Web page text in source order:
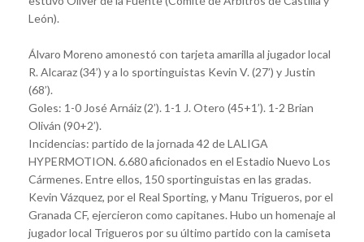
León).
Álvaro Moreno amonestó con tarjeta amarilla al jugador local
R. Alcaraz (34’) y a lo sportinguistas Kevin V. (27’) y Justin
(68’).
Goles: 1-0 José Arnáiz (2’). 1-1 J. Otero (45+1’). 1-2 Brian
Oliván (90+2’).
Incidencias: partido de la jornada 42 de LALIGA
HYPERMOTION. 6.680 aficionados en el Estadio Nuevo Los
Cármenes. Entre ellos, 150 sportinguistas en las gradas.
Kevin Vázquez, por el Real Sporting, y Manu Trigueros, por el
Granada CF, ejercieron como capitanes. Hubo un homenaje al
jugador local Trigueros por su último partido con la camiseta